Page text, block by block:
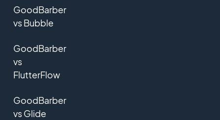
GoodBarber
vs Bubble
GoodBarber
vs
FlutterFlow
GoodBarber
vs Glide